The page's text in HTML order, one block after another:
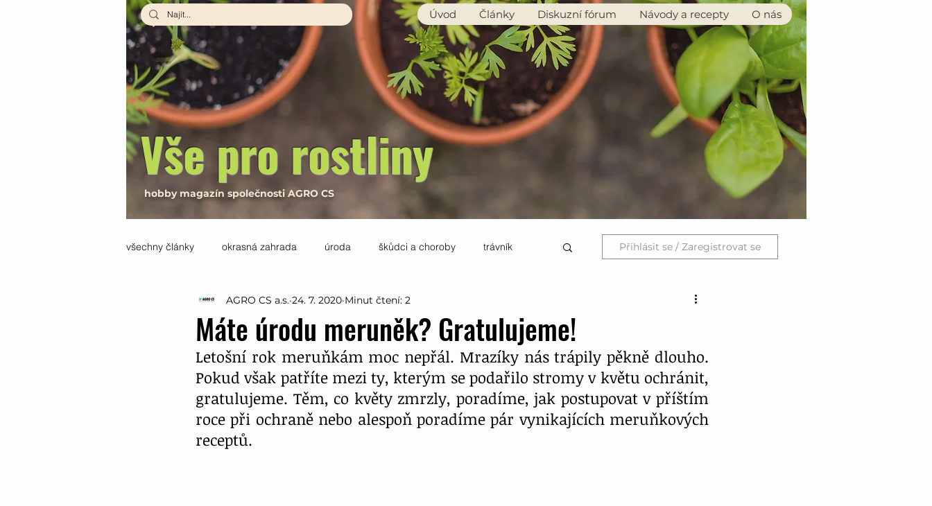
Vše pro rostliny
hobby magazín společnosti AGRO CS
Úvod Články Diskuzní fórum Návody a recepty O nás
všechny články okrasná zahrada úroda škůdci a choroby trávník
Návody a recepty
Přihlásit se / Zaregistrovat se
Máte úrodu meruněk? Gratulujeme!
AGRO CS a.s. 24. 7. 2020 Minut čtení: 2
Letošní rok meruňkám moc nepřál. Mrazíky nás trápily pěkně dlouho.
Pokud však patříte mezi ty, kterým se podařilo stromy v květu ochránit,
gratulujeme. Těm, co květy zmrzly, poradíme, jak postupovat v příštím
roce při ochraně nebo alespoň poradíme pár vynikajících meruňkových
receptů.